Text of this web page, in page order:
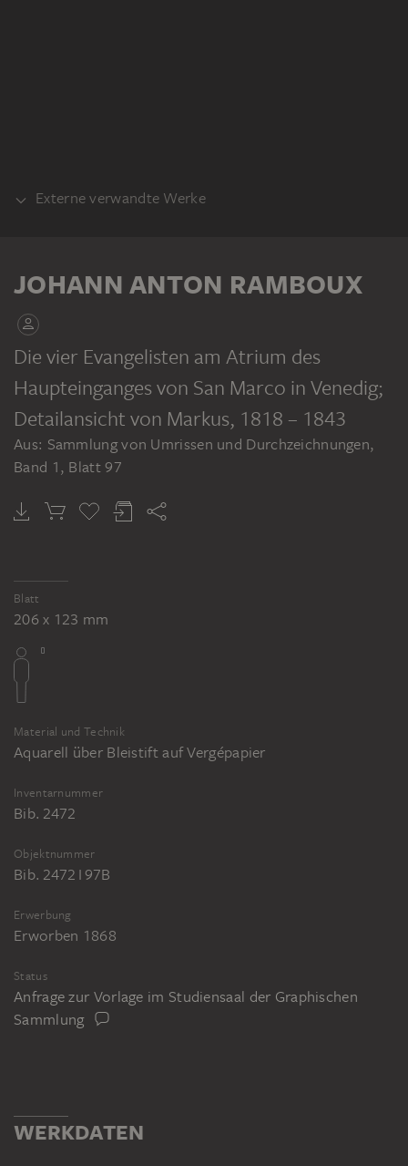
Externe verwandte Werke
Evangelisten, Mosaik. San Marco, Venedig
JOHANN ANTON RAMBOUX
Die vier Evangelisten am Atrium des
Haupteinganges von San Marco in Venedig;
Detailansicht von Markus, 1818 – 1843
Aus: Sammlung von Umrissen und Durchzeichnungen,
Band 1, Blatt 97
Blatt
206 x 123 mm
Material und Technik
Aquarell über Bleistift auf Vergépapier
Inventarnummer
Bib. 2472
Objektnummer
Bib. 2472 I 97B
Erwerbung
Erworben 1868
Status
Anfrage zur Vorlage im Studiensaal der Graphischen
Sammlung
WERKDATEN